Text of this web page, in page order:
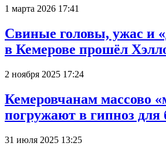
1 марта 2026 17:41
Свиные головы, ужас и
в Кемерове прошёл
2 ноября 2025 17:24
Кемеровчанам массово
погружают в гипноз для
31 июля 2025 13:25